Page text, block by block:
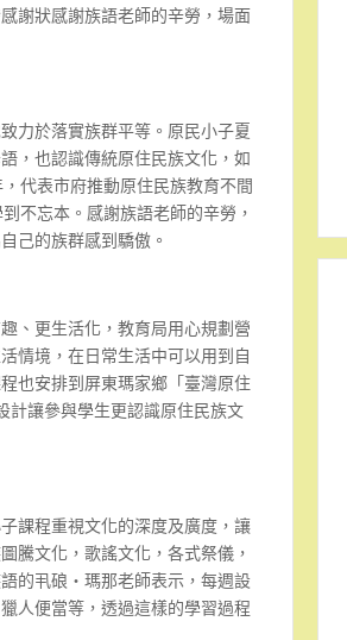
謝狀感謝族語老師的辛勞，場面
力於落實族群平等。原民小子夏
，也認識傳統原住民族文化，如
代表市府推動原住民族教育不間
不忘本。感謝族語老師的辛勞，
己的族群感到驕傲。
、更生活化，教育局用心規劃營
情境，在日常生活中可以用到自
也安排到屏東瑪家鄉「臺灣原住
計讓參與學生更認識原住民族文
課程重視文化的深度及廣度，讓
騰文化，歌謠文化，各式祭儀，
的丮硠・瑪那老師表示，每週設
人便當等，透過這樣的學習過程